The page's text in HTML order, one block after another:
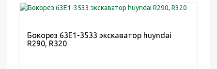
Бокорез 63E1-3533 экскаватор huyndai
R290, R320